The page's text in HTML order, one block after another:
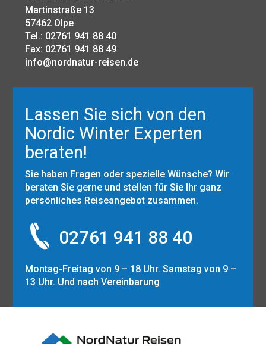
Martinstraße 13
57462 Olpe
Tel.: 02761 941 88 40
Fax: 02761 941 88 49
info@nordnatur-reisen.de
Lassen Sie sich von den
Nordic Winter Experten
beraten!
Sie haben Fragen oder spezielle Wünsche? Wir
beraten Sie gerne und stellen für Sie Ihr ganz
persönliches Reiseangebot zusammen.
02761 941 88 40
Montag-Freitag von 9 – 18 Uhr. Samstag von 9 –
13 Uhr. Und nach Vereinbarung